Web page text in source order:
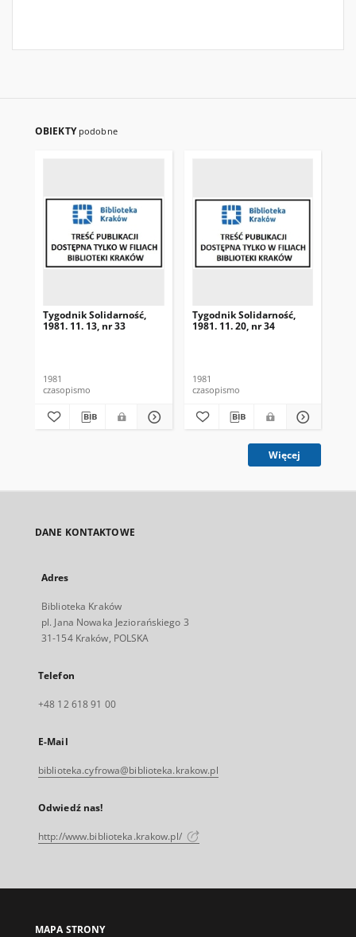
OBIEKTY podobne
Tygodnik Solidarność,
1981. 11. 13, nr 33
1981
czasopismo
Tygodnik Solidarność,
1981. 11. 20, nr 34
1981
czasopismo
Więcej
DANE KONTAKTOWE
Adres
Biblioteka Kraków
pl. Jana Nowaka Jeziorańskiego 3
31-154 Kraków, POLSKA
Telefon
+48 12 618 91 00
E-Mail
biblioteka.cyfrowa@biblioteka.krakow.pl
Odwiedź nas!
http://www.biblioteka.krakow.pl/
MAPA STRONY